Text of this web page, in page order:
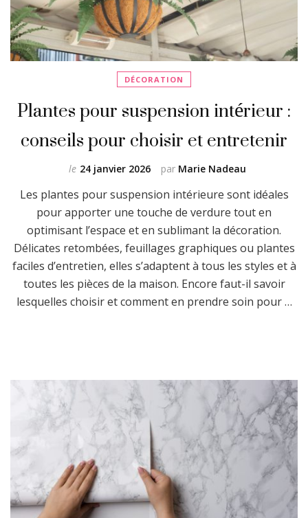
DÉCORATION
Plantes pour suspension intérieur :
conseils pour choisir et entretenir
par Marie Nadeau
le 24 janvier 2026
Les plantes pour suspension intérieure sont idéales
pour apporter une touche de verdure tout en
optimisant l’espace et en sublimant la décoration.
Délicates retombées, feuillages graphiques ou plantes
faciles d’entretien, elles s’adaptent à tous les styles et à
toutes les pièces de la maison. Encore faut-il savoir
lesquelles choisir et comment en prendre soin pour …